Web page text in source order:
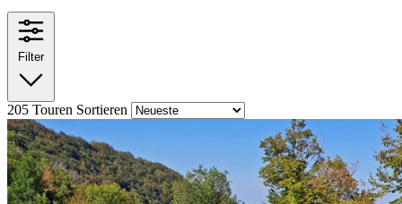
Filter
205 Touren Sortieren